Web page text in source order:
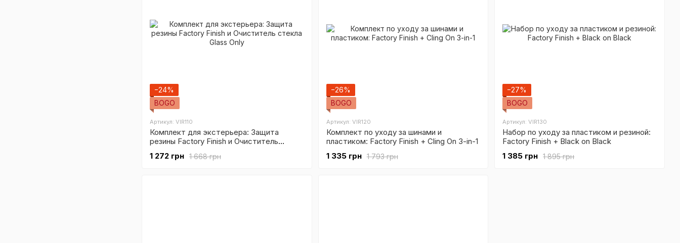
−24%
BOGO
Артикул: VIR110
Комплект для экстерьера: Защита
резины Factory Finish и Очиститель
1 668 грн
1 272 грн
−26%
BOGO
Артикул: VIR120
Комплект по уходу за шинами и
пластиком: Factory Finish + Cling On 3-in-1
1 793 грн
1 335 грн
−27%
BOGO
Артикул: VIR130
Набор по уходу за пластиком и резиной:
Factory Finish + Black on Black
1 895 грн
1 385 грн